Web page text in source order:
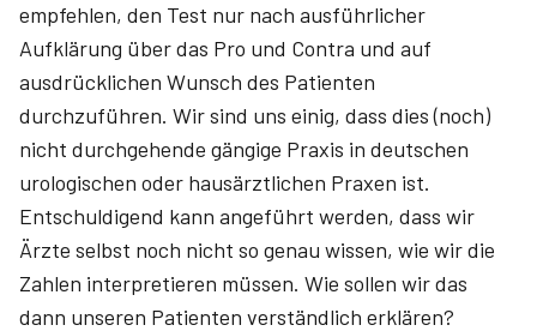
empfehlen, den Test nur nach ausführlicher
Aufklärung über das Pro und Contra und auf
ausdrücklichen Wunsch des Patienten
durchzuführen. Wir sind uns einig, dass dies (noch)
nicht durchgehende gängige Praxis in deutschen
urologischen oder hausärztlichen Praxen ist.
Entschuldigend kann angeführt werden, dass wir
Ärzte selbst noch nicht so genau wissen, wie wir die
Zahlen interpretieren müssen. Wie sollen wir das
dann unseren Patienten verständlich erklären?